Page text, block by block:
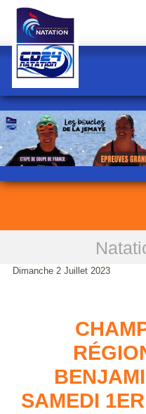
Championnats Régionaux été
Dimanche 2 Juillet 2023
SAMEDI
Panneau de gestion des